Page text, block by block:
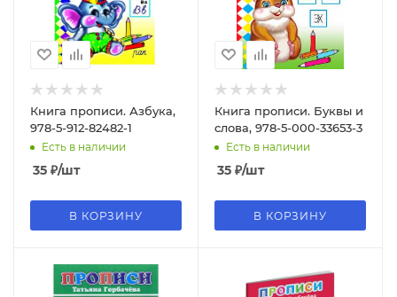
Книга прописи. Азбука,
978-5-912-82482-1
Есть в наличии
35 ₽/шт
В КОРЗИНУ
Книга прописи. Буквы и
слова, 978-5-000-33653-3
Есть в наличии
35 ₽/шт
В КОРЗИНУ